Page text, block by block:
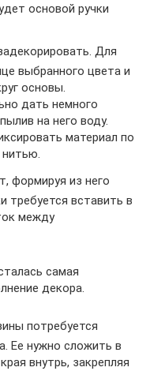
основой ручки
Для
выбранного цвета и
основы.
дать немного
на него воду.
материал по
формируя из него
требуется вставить в
между
самая
декора.
потребуется
Ее нужно сложить в
внутрь, закрепляя